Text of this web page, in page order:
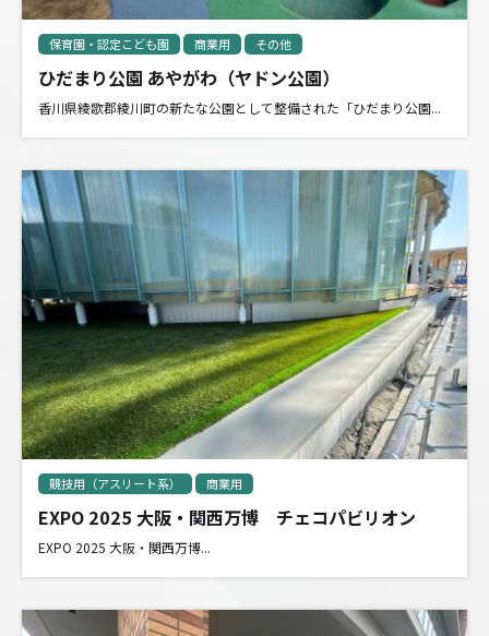
保育園・認定こども園 商業用 その他
ひだまり公園 あやがわ（ヤドン公園）
香川県綾歌郡綾川町の新たな公園として整備された「ひだまり公園...
競技用（アスリート系） 商業用
EXPO 2025 大阪・関西万博 チェコパビリオン
EXPO 2025 大阪・関西万博...